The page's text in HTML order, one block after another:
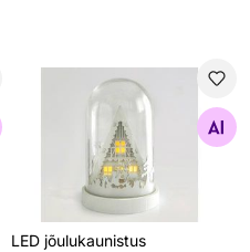
LED jõulukaunistus
Otsi sarnaseid
LED jõulukaunistus